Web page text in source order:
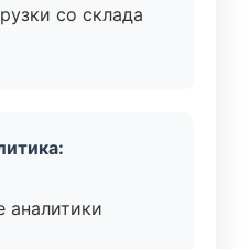
со склада
аналитики